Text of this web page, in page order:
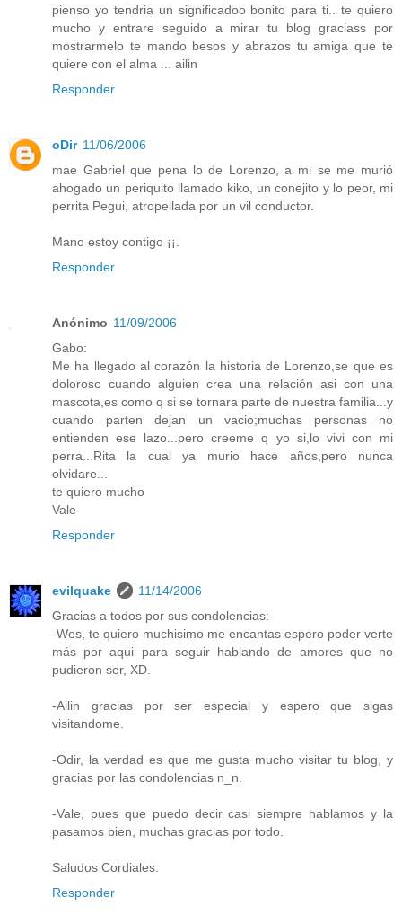
pienso yo tendria un significadoo bonito para ti.. te quiero
mucho y entrare seguido a mirar tu blog graciass por
mostrarmelo te mando besos y abrazos tu amiga que te
quiere con el alma ... ailin
Responder
oDir 11/06/2006
mae Gabriel que pena lo de Lorenzo, a mi se me murió
ahogado un periquito llamado kiko, un conejito y lo peor, mi
perrita Pegui, atropellada por un vil conductor.
Mano estoy contigo ¡¡.
Responder
Anónimo 11/09/2006
Gabo:
Me ha llegado al corazón la historia de Lorenzo,se que es
doloroso cuando alguien crea una relación asi con una
mascota,es como q si se tornara parte de nuestra familia...y
cuando parten dejan un vacio;muchas personas no
entienden ese lazo...pero creeme q yo si,lo vivi con mi
perra...Rita la cual ya murio hace años,pero nunca
olvidare...
te quiero mucho
Vale
Responder
evilquake
11/14/2006
Gracias a todos por sus condolencias:
-Wes, te quiero muchisimo me encantas espero poder verte
más por aqui para seguir hablando de amores que no
pudieron ser, XD.
-Ailin gracias por ser especial y espero que sigas
visitandome.
-Odir, la verdad es que me gusta mucho visitar tu blog, y
gracias por las condolencias n_n.
-Vale, pues que puedo decir casi siempre hablamos y la
pasamos bien, muchas gracias por todo.
Saludos Cordiales.
Responder